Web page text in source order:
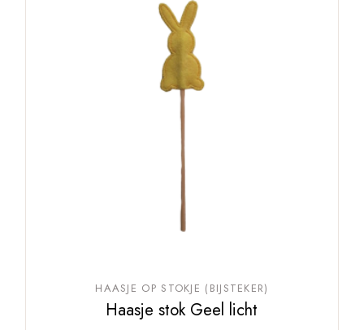
HAASJE OP STOKJE (BIJSTEKER)
Haasje stok Geel licht